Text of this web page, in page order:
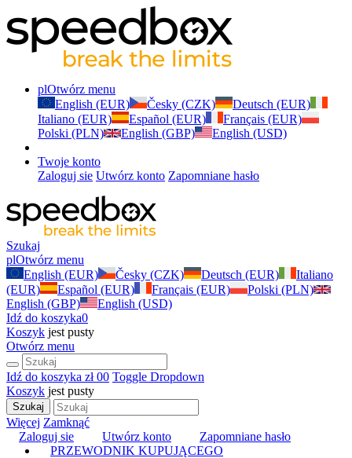
plOtwórz menu
English (EUR)
Česky (CZK)
Deutsch (EUR)
Italiano (EUR)
Español (EUR)
Français (EUR)
Polski (PLN)
English (GBP) English (USD)
Twoje konto
Zaloguj sie Utwórz konto Zapomniane hasło
Szukaj
plOtwórz menu
English (EUR)
Česky (CZK) Deutsch (EUR)
Italiano
(EUR)
Español (EUR) Français (EUR)
Polski (PLN)
English (GBP)
English (USD)
Idź do koszyka0
Koszyk jest pusty
Otwórz menu
Idź do koszyka zł 00 Toggle Dropdown
Koszyk jest pusty
Szukaj
Więcej Zamknąć
Zaloguj sie
Utwórz konto
Zapomniane hasło
PRZEWODNIK KUPUJĄCEGO